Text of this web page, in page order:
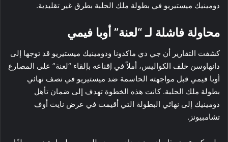
دومينيك ميستيريو في بطولة ملك الحلبة بطرق غير تقليدية.
محاولة فاشلة لـ “لعنة” أوبا فيمي
كشفت التقارير أن جي دي ماكدونا ودومينيك ميستيريو قد توجها إلى
دانهاوسن خلف الكواليس، أملاً في إقناعه بإلقاء “لعنة” على المصارع
أوبا فيمي قبل مواجهته الحاسمة ضد ميستيريو في نصف نهائي
بطولة ملك الحلبة. كانت هذه الخطوة تهدف إلى ضمان تأهل
دومينيك إلى نهائي البطولة التي أقيمت في عرض نايت أوف
تشامبيونز.